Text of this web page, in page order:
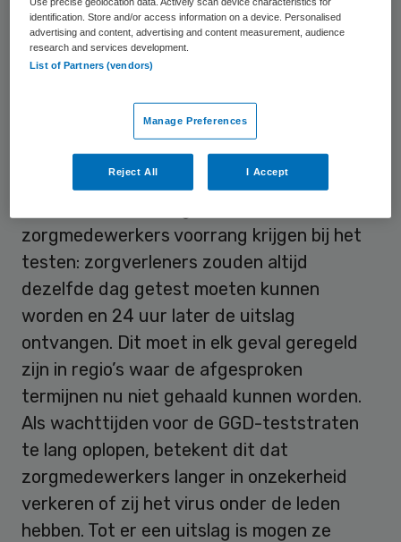
impliceert dat huisartsenpraktijken,
thuiszorgorganisaties en wijkverpleging op
elk moment moeten kunnen bijbestellen,
wanneer hun eigen voorraad op raakt.
Voorrang
zorgmedewerkers voorrang krijgen bij het
testen: zorgverleners zouden altijd
dezelfde dag getest moeten kunnen
worden en 24 uur later de uitslag
ontvangen. Dit moet in elk geval geregeld
zijn in regio’s waar de afgesproken
termijnen nu niet gehaald kunnen worden.
Als wachttijden voor de GGD-teststraten
te lang oplopen, betekent dit dat
zorgmedewerkers langer in onzekerheid
verkeren of zij het virus onder de leden
hebben. Tot er een uitslag is mogen ze
identification. Store and/or access information on a device. Personalised
advertising and content, advertising and content measurement, audience
research and services development.
List of Partners (vendors)
Manage Preferences
Reject All I Accept